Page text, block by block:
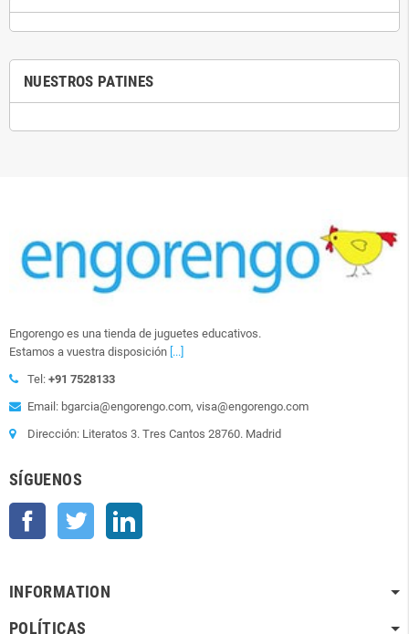
NUESTROS PATINES
Engorengo es una tienda de juguetes educativos.
Estamos a vuestra disposición [...]
Tel: +91 7528133
Email: bgarcia@engorengo.com, visa@engorengo.com
Dirección: Literatos 3. Tres Cantos 28760. Madrid
SÍGUENOS
Facebook Twitter
INFORMATION
POLÍTICAS